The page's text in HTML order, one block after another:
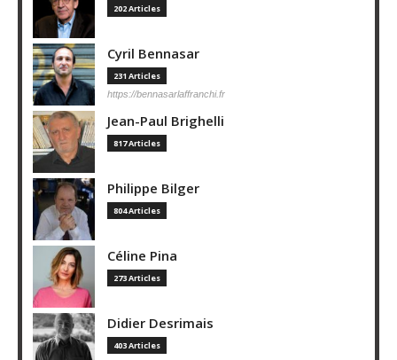
202 Articles
Cyril Bennasar
231 Articles
https://bennasarlaffranchi.fr
Jean-Paul Brighelli
817 Articles
Philippe Bilger
804 Articles
Céline Pina
273 Articles
Didier Desrimais
403 Articles